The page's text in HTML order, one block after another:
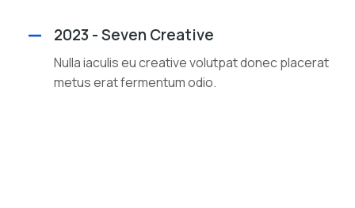
2023 - Seven Creative
Nulla iaculis eu creative volutpat donec placerat
metus erat fermentum odio.